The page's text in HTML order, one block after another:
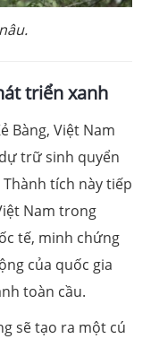
triển xanh
Bàng, Việt Nam
trữ sinh quyển
tích này tiếp
Nam trong
tế, minh chứng
của quốc gia
toàn cầu.
sẽ tạo ra một cú